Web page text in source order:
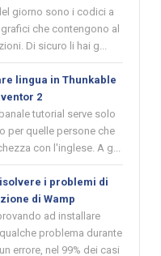
giorno sono i codici a
che contengono al
Di sicuro li hai g...
lingua in Thunkable
2
tutorial serve solo
per quelle persone che
con l'inglese. A g...
i problemi di
di Wamp
ad installare
problema durante
errore, nel 99% dei casi